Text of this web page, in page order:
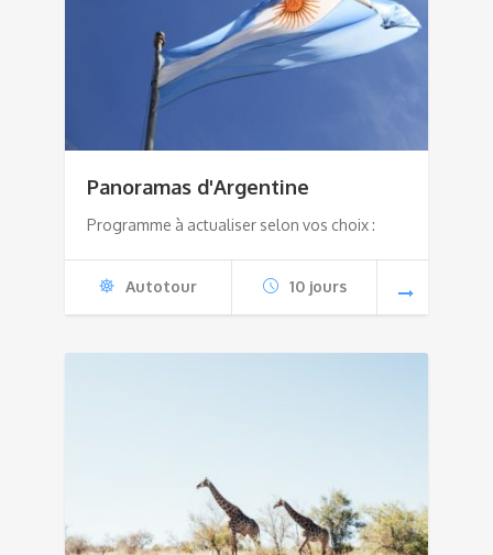
Panoramas d'Argentine
Programme à actualiser selon vos choix :
Autotour 10 jours